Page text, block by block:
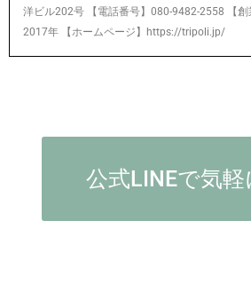
洋ビル202号 【電話番号】080-9482-2558 【創
2017年 【ホームページ】https://tripoli.jp/
公式LINEで気軽